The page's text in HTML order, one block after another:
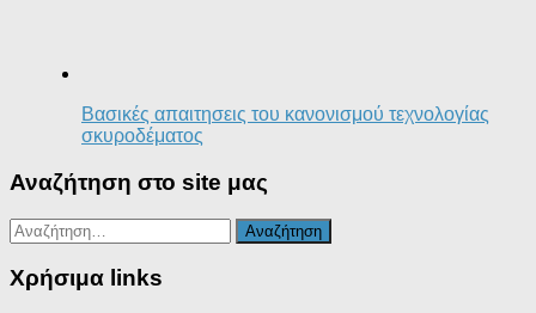
Βασικές απαιτησεις του κανονισμού τεχνολογίας
σκυροδέματος
Αναζήτηση στο site μας
Αναζήτηση
για:
Χρήσιμα links